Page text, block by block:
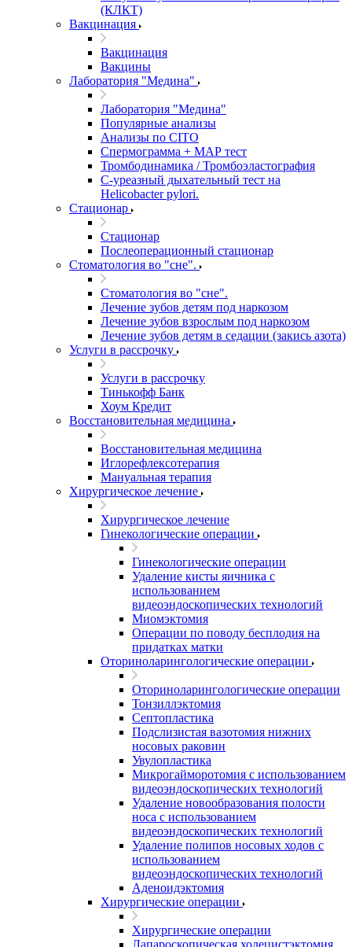
(КЛКТ)
Вакцинация
Вакцинация
Вакцины
Лаборатория "Медина"
Лаборатория "Медина"
Популярные анализы
Анализы по CITO
Спермограмма + МАР тест
Тромбодинамика / Тромбоэластография
С-уреазный дыхательный тест на
Helicobacter pylori.
Стационар
Стационар
Послеоперационный стационар
Стоматология во "сне".
Стоматология во "сне".
Лечение зубов детям под наркозом
Лечение зубов взрослым под наркозом
Лечение зубов детям в седации (закись азота)
Услуги в рассрочку
Услуги в рассрочку
Тинькофф Банк
Хоум Кредит
Восстановительная медицина
Восстановительная медицина
Иглорефлексотерапия
Мануальная терапия
Хирургическое лечение
Хирургическое лечение
Гинекологические операции
Гинекологические операции
Удаление кисты яичника с
использованием
видеоэндоскопических технологий
Миомэктомия
Операции по поводу бесплодия на
придатках матки
Оториноларингологические операции
Оториноларингологические операции
Тонзиллэктомия
Септопластика
Подслизистая вазотомия нижних
носовых раковин
Увулопластика
Микрогайморотомия с использованием
видеоэндоскопических технологий
Удаление новообразования полости
носа с использованием
видеоэндоскопических технологий
Удаление полипов носовых ходов с
использованием
видеоэндоскопических технологий
Аденоидэктомия
Хирургические операции
Хирургические операции
Лапароскопическая холецистэктомия